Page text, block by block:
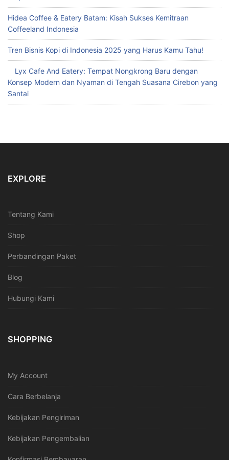
Hidea Coffee & Eatery Batam: Kisah Sukses Kemitraan
Coffeeland Indonesia
Tren Bisnis Kopi di Indonesia 2025 yang Harus Kamu Tahu!
Lyx Cafe And Eatery: Tempat Nongkrong Baru dengan
Konsep Modern dan Nyaman di Tengah Suasana Cirebon yang
Santai
EXPLORE
Tentang Kami
Shop
Perbandingan Paket
Blog
Hubungi Kami
SHOPPING
My Account
Cara Berbelanja
Kebijakan Pengiriman
Kebijakan Pengembalian